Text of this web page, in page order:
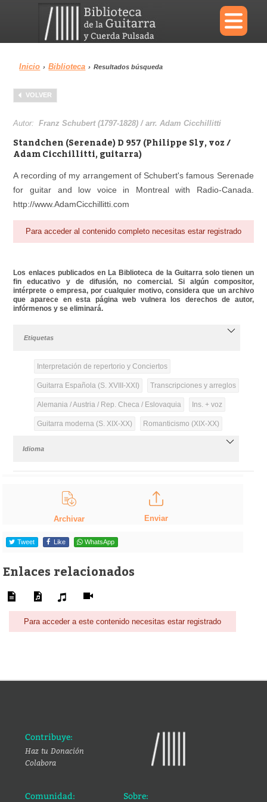
×
Menu
Biblioteca Diccionario
Área personal
Inicio › Biblioteca › Resultados búsqueda
VOLVER
Autor:Franz Schubert (1797-1828) / arr. Adam Cicchillitti
Standchen (Serenade) D 957 (Philippe Sly, voz /
Adam Cicchillitti, guitarra)
A recording of my arrangement of Schubert's famous Serenade
for guitar and low voice in Montreal with Radio-Canada.
http://www.AdamCicchillitti.com
Para acceder al contenido completo necesitas estar registrado
Los enlaces publicados en La Biblioteca de la Guitarra solo tienen un
fin educativo y de difusión, no comercial. Si algún compositor,
intérprete o empresa, por cualquier motivo, considera que un archivo
que aparece en esta página web vulnera los derechos de autor,
infórmenos y se eliminará.
Etiquetas
Interpretación de repertorio y Conciertos
Guitarra Española (S. XVIII-XXI) Transcripciones y arreglos
Alemania / Austria / Rep. Checa / Eslovaquia Ins. + voz
Guitarra moderna (S. XIX-XX) Romanticismo (XIX-XX)
Idioma
Archivar Enviar
Tweet Like WhatsApp
Enlaces relacionados
Para acceder a este contenido necesitas estar registrado
Contribuye:
Haz tu Donación
Colabora
Comunidad: Sobre: